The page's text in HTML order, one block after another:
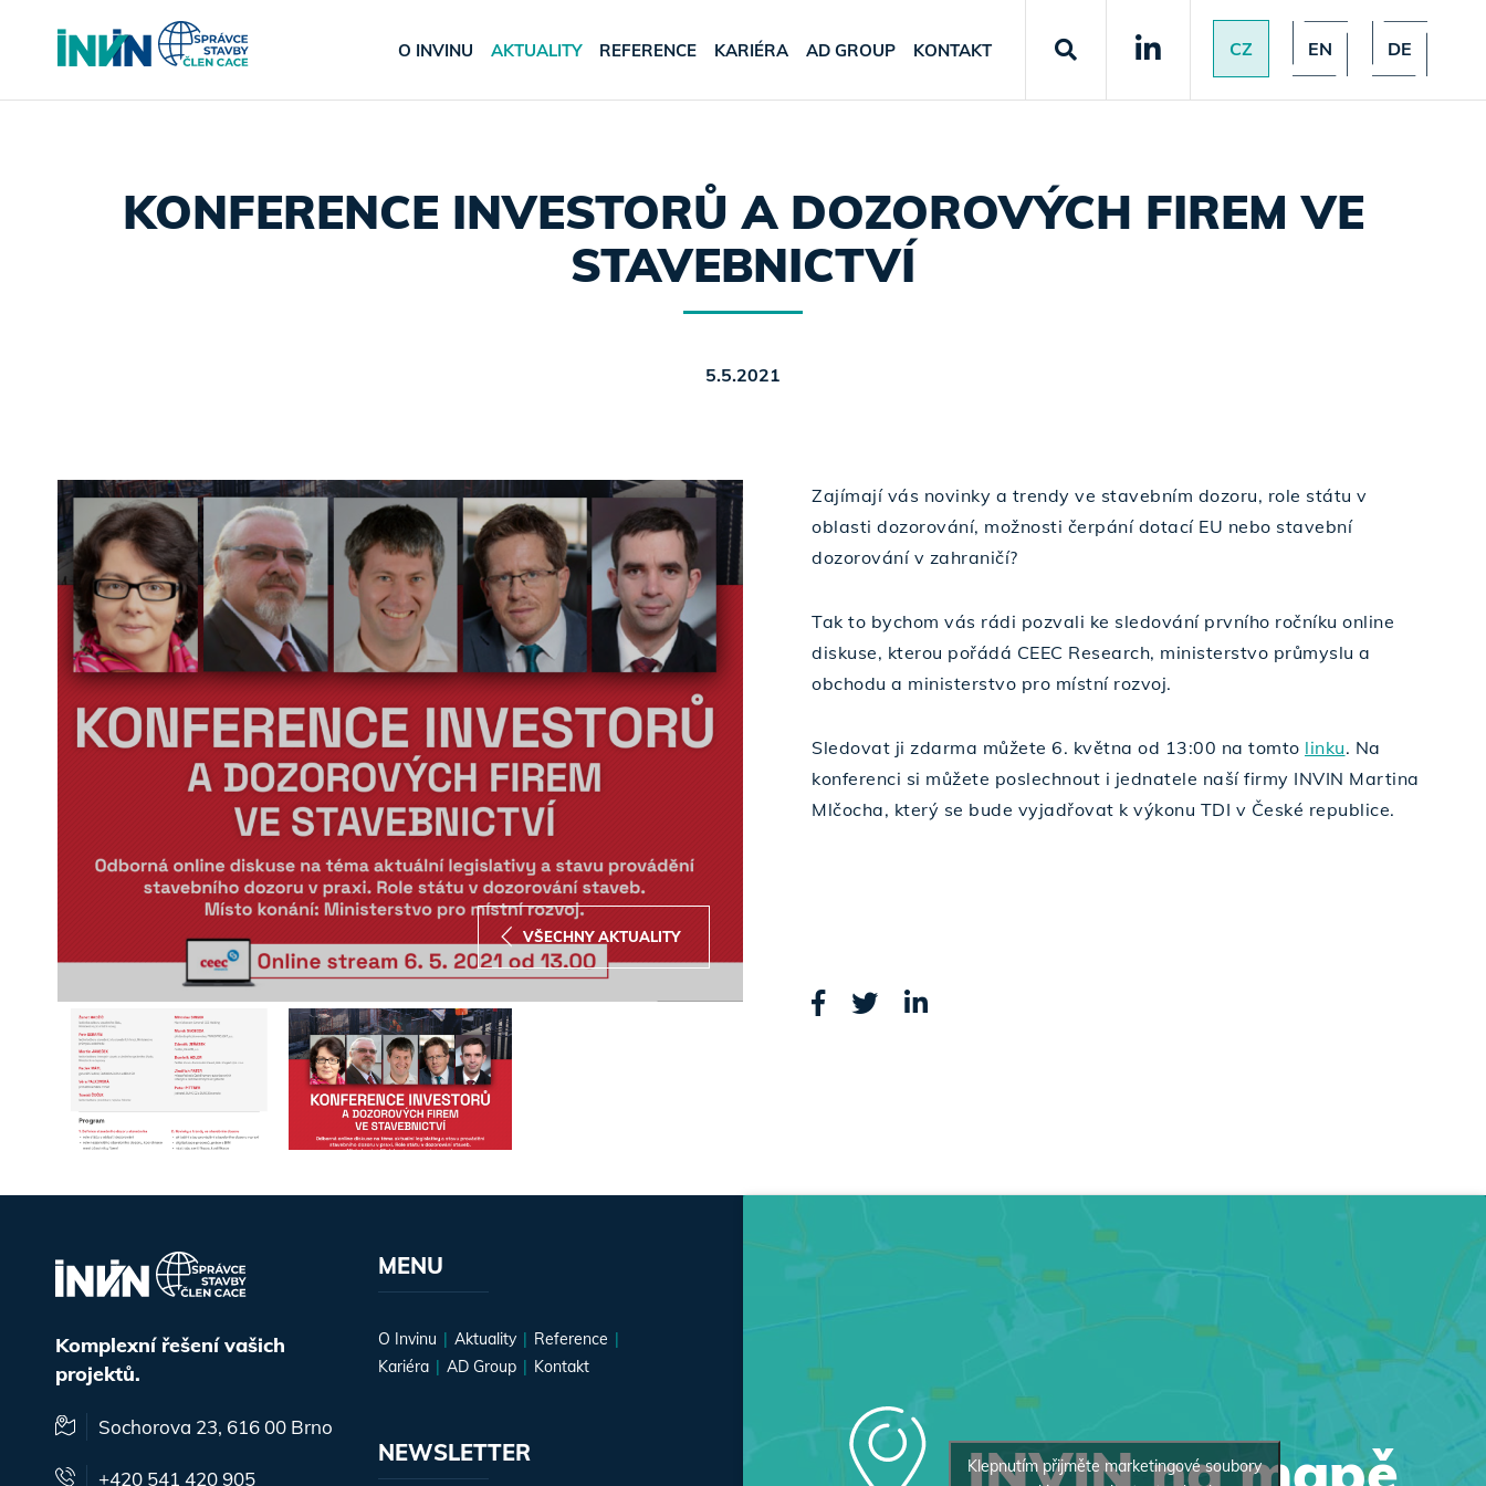
O INVINU AKTUALITY REFERENCE KARIÉRA AD GROUP KONTAKT CZ EN DE
KONFERENCE INVESTORŮ A DOZOROVÝCH FIREM VE
STAVEBNICTVÍ
5.5.2021
VŠECHNY AKTUALITY
Zajímají vás novinky a trendy ve stavebním dozoru, role státu v
oblasti dozorování, možnosti čerpání dotací EU nebo stavební
dozorování v zahraničí?
Tak to bychom vás rádi pozvali ke sledování prvního ročníku online
diskuse, kterou pořádá CEEC Research, ministerstvo průmyslu a
obchodu a ministerstvo pro místní rozvoj.
Sledovat ji zdarma můžete 6. května od 13:00 na tomto linku. Na
konferenci si můžete poslechnout i jednatele naší firmy INVIN Martina
Mlčocha, který se bude vyjadřovat k výkonu TDI v České republice.
Klepnutím přijměte marketingové soubory
Komplexní řešení vašich
projektů.
Sochorova 23, 616 00 Brno
+420 541 420 905
MENU
O Invinu Aktuality
Reference
Kariéra
AD Group Kontakt
NEWSLETTER